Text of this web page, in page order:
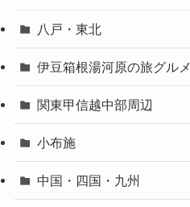
八戸・東北
伊豆箱根湯河原の旅グルメ
関東甲信越中部周辺
小布施
中国・四国・九州